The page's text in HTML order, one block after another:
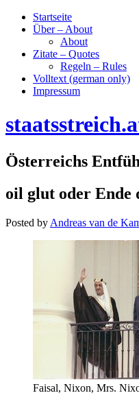
Startseite
Über – About
About
Zitate – Quotes
Regeln – Rules
Volltext (german only)
Impressum
Österreichs
oil glut oder Ende
Posted by Andreas van de
Faisal, Nixon, Mrs.